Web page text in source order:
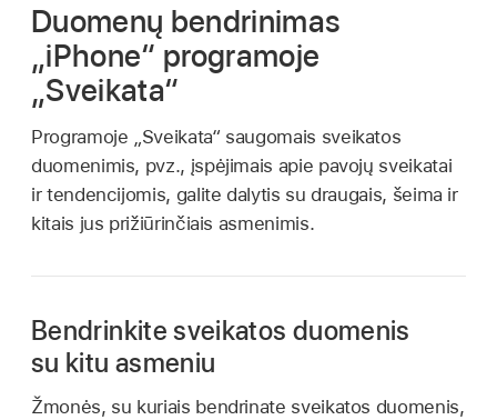
Duomenų bendrinimas
„iPhone“ programoje
„Sveikata“
Programoje „Sveikata“ saugomais sveikatos
duomenimis, pvz., įspėjimais apie pavojų sveikatai
ir tendencijomis, galite dalytis su draugais, šeima ir
kitais jus prižiūrinčiais asmenimis.
Bendrinkite sveikatos duomenis
su kitu asmeniu
Žmonės, su kuriais bendrinate sveikatos duomenis,